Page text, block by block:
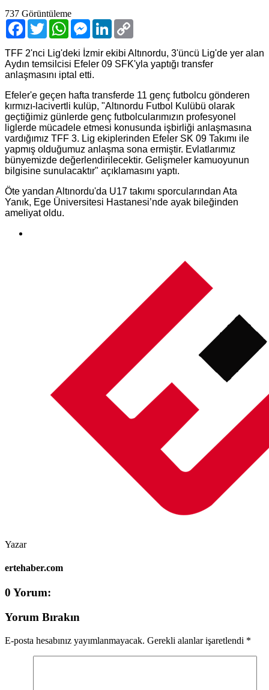
737 Görüntüleme
Facebook
TwitterWhatsAppMessenger
LinkedIn
TFF 2'nci Lig'deki İzmir ekibi Altınordu, 3'üncü Lig'de yer alan
Aydın temsilcisi Efeler 09 SFK'yla yaptığı transfer
anlaşmasını iptal etti.
Efeler'e geçen hafta transferde 11 genç futbolcu gönderen
kırmızı-lacivertli kulüp, "Altınordu Futbol Kulübü olarak
geçtiğimiz günlerde genç futbolcularımızın profesyonel
liglerde mücadele etmesi konusunda işbirliği anlaşmasına
vardığımız TFF 3. Lig ekiplerinden Efeler SK 09 Takımı ile
yapmış olduğumuz anlaşma sona ermiştir. Evlatlarımız
bünyemizde değerlendirilecektir. Gelişmeler kamuoyunun
bilgisine sunulacaktır" açıklamasını yaptı.
Öte yandan Altınordu'da U17 takımı sporcularından Ata
Yanık, Ege Üniversitesi Hastanesi’nde ayak bileğinden
ameliyat oldu.
Yazar
ertehaber.com
0 Yorum:
Yorum Bırakın
E-posta hesabınız yayımlanmayacak. Gerekli alanlar işaretlendi *